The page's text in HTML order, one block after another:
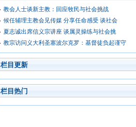
教会人士谈新主教：回应牧民与社会挑战
候任辅理主教会见传媒 分享任命感受 谈社会
夏志诚出席信义宗讲座 谈属灵操练与社会挑
教宗访问义大利圣塞波尔克罗：基督徒负起谨守
栏目更新
栏目热门